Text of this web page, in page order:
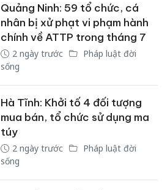
Quảng Ninh: 59 tổ chức, cá
nhân bị xử phạt vi phạm hành
chính về ATTP trong tháng 7
2 ngày trước
Pháp luật đời
sống
Hà Tĩnh: Khởi tố 4 đối tượng
mua bán, tổ chức sử dụng ma
túy
2 ngày trước
Pháp luật đời
sống